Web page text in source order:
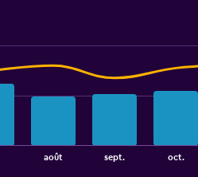
août sept. oct.